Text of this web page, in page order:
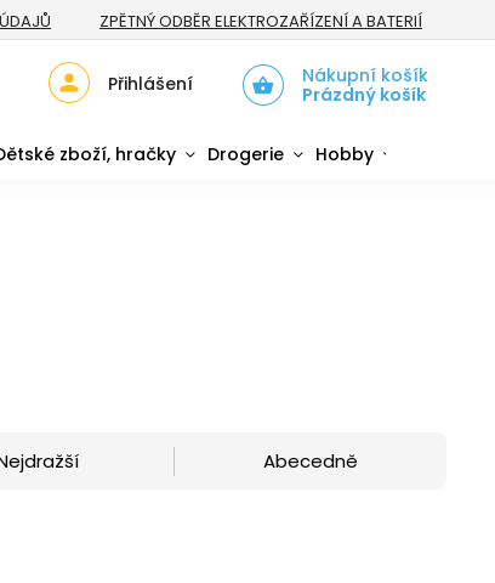
ZPĚTNÝ ODBĚR ELEKTROZAŘÍZENÍ A BATERIÍ
Nákupní košík
Prázdný košík
Přihlášení
zboží, hračky Drogerie Hobby
Abecedně